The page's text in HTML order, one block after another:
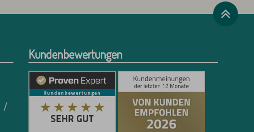
Kundenbewertungen